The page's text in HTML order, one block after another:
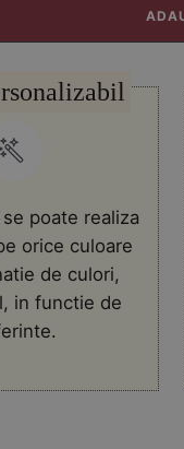
poate realiza
orice culoare
de culori,
in functie de